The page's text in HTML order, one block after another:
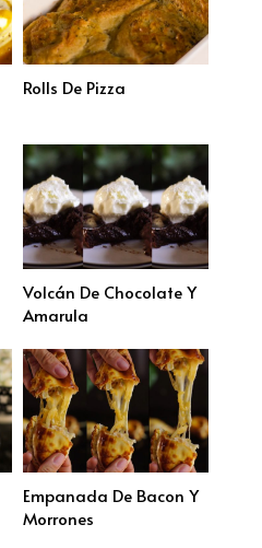
Rolls De Pizza
Volcán De Chocolate Y
Amarula
Empanada De Bacon Y
Morrones